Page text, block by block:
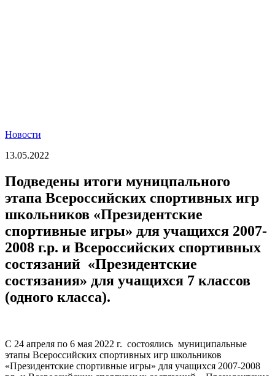
Новости
13.05.2022
Подведены итоги муницпального
этапа Всероссийских спортивных игр
школьников «Президентские
спортивные игры» для учащихся 2007-
2008 г.р. и Всероссийских спортивных
состязаний «Президентские
состязания» для учащихся 7 классов
(одного класса).
С 24 апреля по 6 мая 2022 г. состоялись муниципальные
этапы Всероссийских спортивных игр школьников
«Президентские спортивные игры» для учащихся 2007-2008